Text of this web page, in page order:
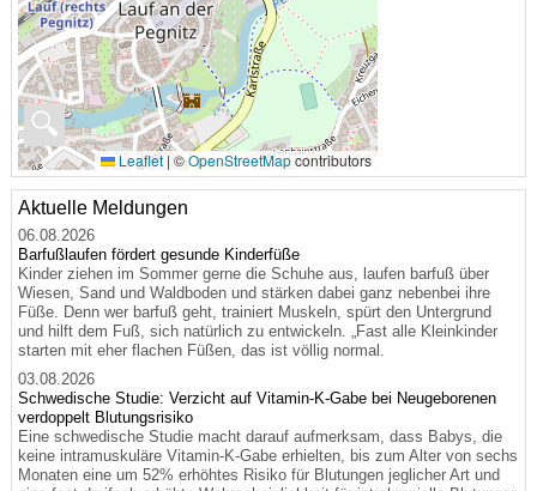
🔍
Leaflet | ©OpenStreetMapcontributors
Aktuelle Meldungen
06.08.2026
Barfußlaufen fördert gesunde Kinderfüße
Kinder ziehen im Sommer gerne die Schuhe aus, laufen barfuß über
Wiesen, Sand und Waldboden und stärken dabei ganz nebenbei ihre
Füße. Denn wer barfuß geht, trainiert Muskeln, spürt den Untergrund
und hilft dem Fuß, sich natürlich zu entwickeln. „Fast alle Kleinkinder
starten mit eher flachen Füßen, das ist völlig normal.
03.08.2026
Schwedische Studie: Verzicht auf Vitamin-K-Gabe bei Neugeborenen
verdoppelt Blutungsrisiko
Eine schwedische Studie macht darauf aufmerksam, dass Babys, die
keine intramuskuläre Vitamin-K-Gabe erhielten, bis zum Alter von sechs
Monaten eine um 52% erhöhtes Risiko für Blutungen jeglicher Art und